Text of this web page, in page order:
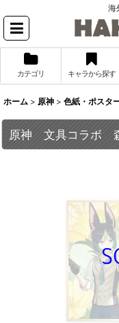
海
カテゴリ キャラから探す
ホーム > 原神 > 色紙・ポスタ
原神 文具コラボ